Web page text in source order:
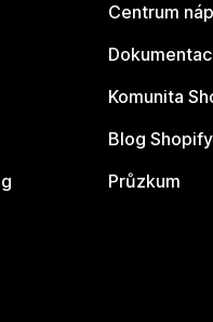
Centrum
Komunita
Blog Shopify
Průzkum